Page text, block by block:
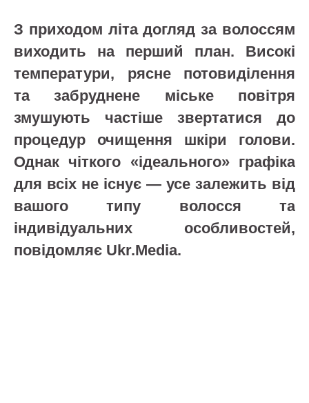
З приходом літа догляд за волоссям
виходить на перший план. Високі
температури, рясне потовиділення
та забруднене міське повітря
змушують частіше звертатися до
процедур очищення шкіри голови.
Однак чіткого «ідеального» графіка
для всіх не існує — усе залежить від
вашого типу волосся та
індивідуальних особливостей,
повідомляє Ukr.Media.